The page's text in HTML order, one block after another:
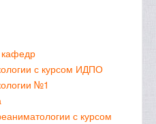
с курсом ИДПО
№1
с курсом